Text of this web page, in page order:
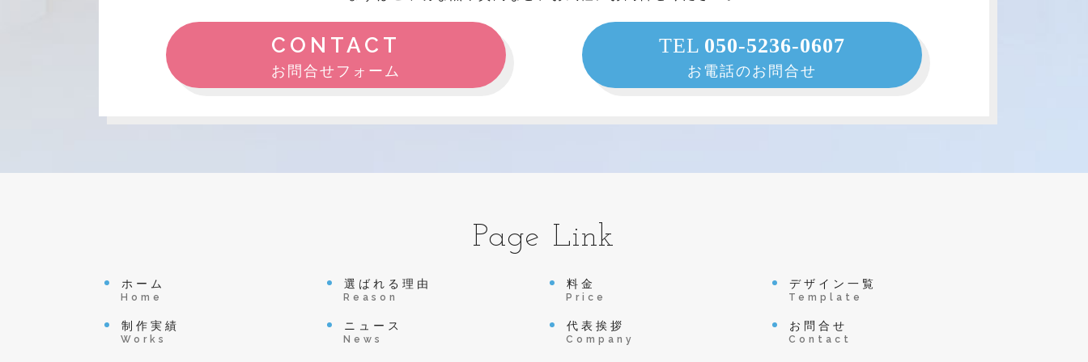
CONTACT
お問合せフォーム
TEL 050-5236-0607
お電話のお問合せ
Page Link
ホーム
Home
選ばれる理由
Reason
料金
Price
デザイン一覧
Template
制作実績
Works
ニュース
News
代表挨拶
Company
お問合せ
Contact